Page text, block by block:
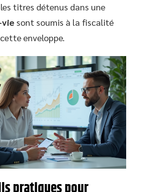
titres détenus dans une
vie sont soumis à la fiscalité
enveloppe.